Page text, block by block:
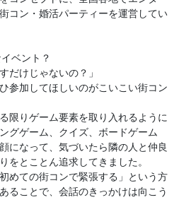
コン・婚活パーティーを運営してい
ベント？
だけじゃないの？」
参加してほしいのがこいこい街コン
限りゲーム要素を取り入れるように
グゲーム、クイズ、ボードゲーム
なって、気づいたら隣の人と仲良
をとことん追求してきました。
めての街コンで緊張する」という方
ることで、会話のきっかけは向こう